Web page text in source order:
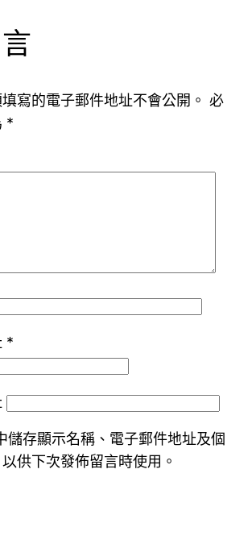
寫的電子郵件地址不會公開。 必
*
*
儲存顯示名稱、電子郵件地址及個
供下次發佈留言時使用。